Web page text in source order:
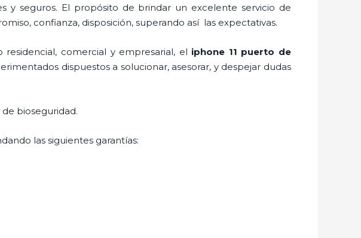
y seguros. El propósito de brindar un excelente servicio de
confianza, disposición, superando así las expectativas.
comercial y empresarial, el iphone 11 puerto de
dispuestos a solucionar, asesorar, y despejar dudas
bioseguridad.
las siguientes garantías: